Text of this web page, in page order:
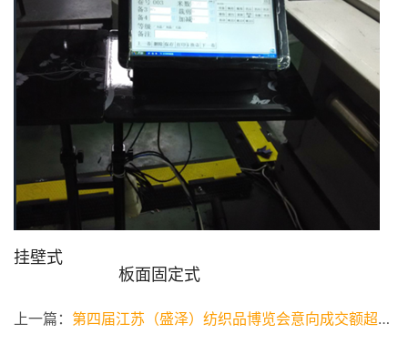
挂壁式
板面固定式
上一篇： 第四届江苏（盛泽）纺织品博览会意向成交额超13亿！